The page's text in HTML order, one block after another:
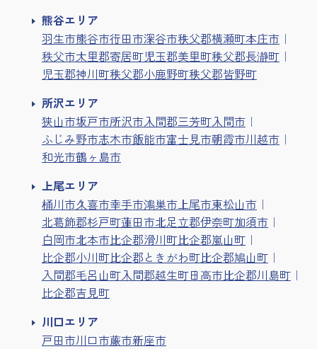
熊谷エリア
羽生市熊谷市行田市深谷市秩父郡横瀬町本庄市
秩父市大里郡寄居町児玉郡美里町秩父郡長瀞町
児玉郡神川町秩父郡小鹿野町秩父郡皆野町
所沢エリア
狭山市坂戸市所沢市入間郡三芳町入間市
ふじみ野市志木市飯能市富士見市朝霞市川越市
和光市鶴ヶ島市
上尾エリア
桶川市久喜市幸手市鴻巣市 上尾市東松山市
北葛飾郡杉戸町蓮田市北足立郡伊奈町加須市
白岡市北本市比企郡滑川町比企郡嵐山町
比企郡小川町比企郡ときがわ町比企郡鳩山町
入間郡毛呂山町入間郡越生町日高市比企郡川島町
比企郡吉見町
川口エリア
戸田市川口市蕨市新座市